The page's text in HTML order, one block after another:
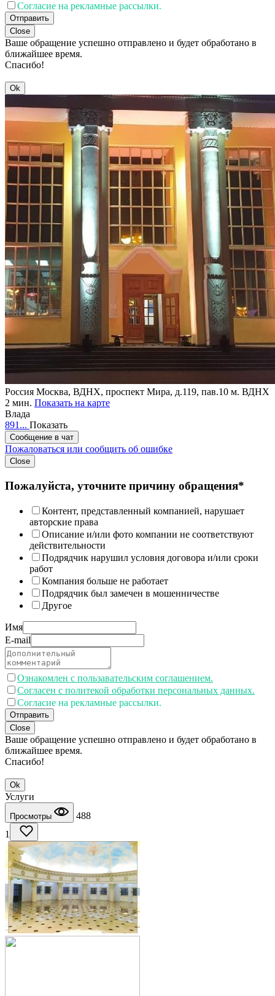
Согласие на рекламные рассылки.
Отправить
Close
Ваше обращение успешно отправлено и будет обработано в
ближайшее время.
Спасибо!
Ok
Россия Москва, ВДНХ, проспект Мира, д.119, пав.10 м. ВДНХ
2 мин. Показать на карте
Влада
891... Показать
Сообщение в чат
Пожаловаться или сообщить об ошибке
Close
Пожалуйста, уточните причину обращения*
Контент, представленный компанией, нарушает
авторские права
Описание и/или фото компании не соответствуют
действительности
Подрядчик нарушил условия договора и/или сроки
работ
Компания больше не работает
Подрядчик был замечен в мошенничестве
Другое
Имя
E-mail
Ознакомлен с пользавательским соглашением.
Согласен с политекой обработки персональных данных.
Согласие на рекламные рассылки.
Отправить
Close
Ваше обращение успешно отправлено и будет обработано в
ближайшее время.
Спасибо!
Ok
Услуги
Просмотры
488
1